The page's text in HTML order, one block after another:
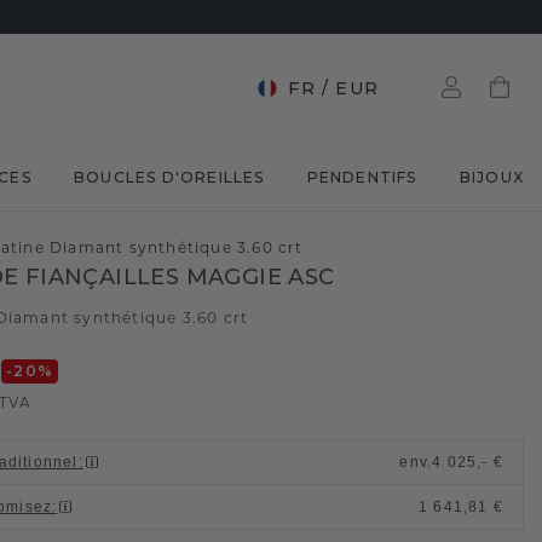
FR / EUR
BOUCLES D'OREILLES PENDENTIFS BIJOUX
Diamant synthétique 3.60 crt
FIANÇAILLES MAGGIE ASC
synthétique 3.60 crt
-20 %
: env.4 025,- €
: 1 641,81 €